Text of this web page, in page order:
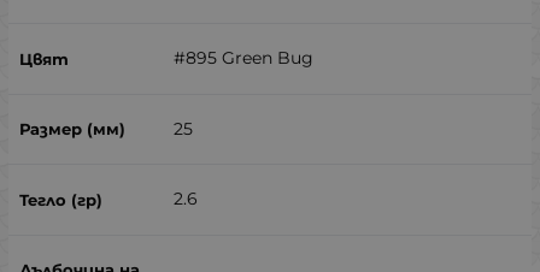
#895 Green Bug
25
2.6